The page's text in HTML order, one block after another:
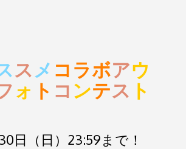
スメ コラボアウ
ォ ト コ ンテス ト
日（日）23:59まで！